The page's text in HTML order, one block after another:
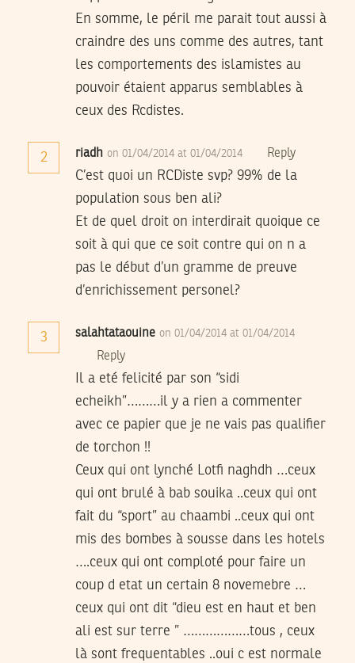
En somme, le péril me parait tout aussi à
craindre des uns comme des autres, tant
les comportements des islamistes au
pouvoir étaient apparus semblables à
ceux des Rcdistes.
2 riadh on 01/04/2014 at 01/04/2014 Reply
C’est quoi un RCDiste svp? 99% de la
population sous ben ali?
Et de quel droit on interdirait quoique ce
soit à qui que ce soit contre qui on n a
pas le début d’un gramme de preuve
d’enrichissement personel?
3 salahtataouine on 01/04/2014 at 01/04/2014
Reply
Il a eté felicité par son “sidi
echeikh”………il y a rien a commenter
avec ce papier que je ne vais pas qualifier
de torchon !!
Ceux qui ont lynché Lotfi naghdh …ceux
qui ont brulé à bab souika ..ceux qui ont
fait du “sport” au chaambi ..ceux qui ont
mis des bombes à sousse dans les hotels
….ceux qui ont comploté pour faire un
coup d etat un certain 8 novemebre …
ceux qui ont dit “dieu est en haut et ben
ali est sur terre ” ………………tous , ceux
là sont frequentables ..oui c est normale